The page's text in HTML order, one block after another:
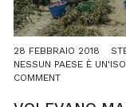
28 FEBBRAIO 2018
NESSUN PAESE È
COMMENTON